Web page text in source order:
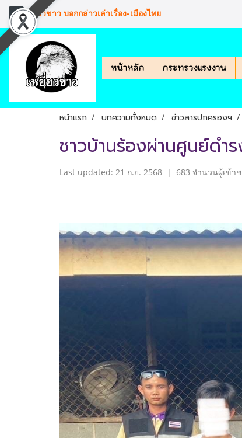
เหยียวขาว บอกกล่าวเล่าเรื่อง-เมืองไทย
หน้าหลัก กระทรวงแรงงาน
หน้าแรก บทความทั้งหมด ข่าวสารปกครองฯ
ชาวบ้านร้องผ่านศูนย์ดำ
Last updated: 21 ก.ย. 2568 | 683 จำนวนผู้เข้า